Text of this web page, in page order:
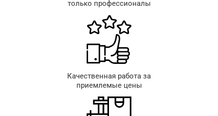
только профессионалы
Качественная работа за
приемлемые цены